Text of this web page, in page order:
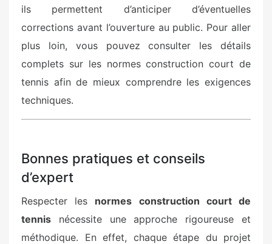
ils permettent d’anticiper d’éventuelles
corrections avant l’ouverture au public. Pour aller
plus loin, vous pouvez consulter les détails
complets sur les normes construction court de
tennis afin de mieux comprendre les exigences
techniques.
Bonnes pratiques et conseils
d’expert
Respecter les normes construction court de
tennis nécessite une approche rigoureuse et
méthodique. En effet, chaque étape du projet